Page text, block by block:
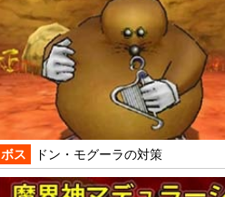
ボス ドン・モグーラの対策